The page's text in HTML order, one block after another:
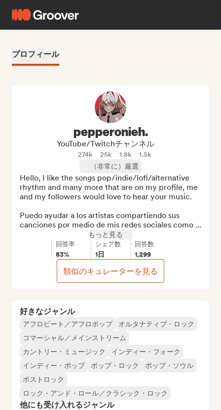
プロフィール
好きなジャンル
アフロビート／アフロポップ
オルタナティブ・ロック
コマーシャル／メインストリーム
カントリー・ミュージック
インディー・フォーク
インディー・ポップ
ポップ・ロック
ポップ・ソウル
ポストロック
ロック・アンド・ロール／クラシック・ロック
他にも受け入れるジャンル
pepperonieh.
YouTube/Twitchチャンネル
274k 25k 1.8k
1.5k
（非常に）厳選
Hello, I like the songs pop/indie/lofi/alternative
rhythm and many more that are on my profile, me
and my followers would love to hear your music.
Puedo ayudar a los artistas compartiendo sus
canciones por medio de mis redes sociales como ...
もっと見る
回答率
83%
シェア数
1日
回答数
1,299
類似のキュレーターを見る